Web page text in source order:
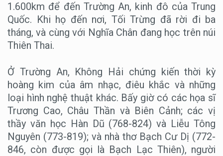
1.600km để đến Trường An, kinh đô của Trung
Quốc. Khi họ đến nơi, Tối Trừng đã rời đi ba
tháng, và cùng với Nghĩa Chân đang học trên núi
Thiên Thai.
Ở Trường An, Không Hải chứng kiến thời kỳ
hoàng kim của âm nhạc, điêu khắc và những
loại hình nghệ thuật khác. Bấy giờ có các họa sĩ
Trương Cao, Châu Thần và Biên Cảnh; các vị
thầy văn học Hàn Dũ (768-824) và Liễu Tông
Nguyên (773-819); và nhà thơ Bạch Cư Dị (772-
846, còn được gọi là Bạch Lạc Thiên), người